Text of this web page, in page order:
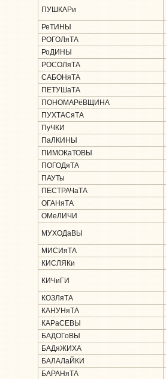
ПУШКАРи
РеТИНЫ
РОГОЛяТА
РоДИНЫ
РОСОЛяТА
САБОНяТА
ПЕТУШаТА
ПОНОМАРёВЩИНА
ПУХТАСяТА
ПуЧКИ
ПаЛКИНЫ
ПИМОКаТОВЫ
ПОГОДяТА
ПАУТы
ПЕСТРАЧаТА
ОГАНяТА
ОМеЛИЧИ
МУХОДаВЫ
МИСИяТА
КИСЛЯКи
КИЧиГИ
КОЗЛяТА
КАНУНяТА
КАРаСЕВЫ
БАДОГоВЫ
БАДяЖИХА
БАЛАЛаЙКИ
БАРАНяТА